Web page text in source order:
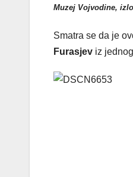
Muzej Vojvodine,
Smatra se da je
Furasjev iz